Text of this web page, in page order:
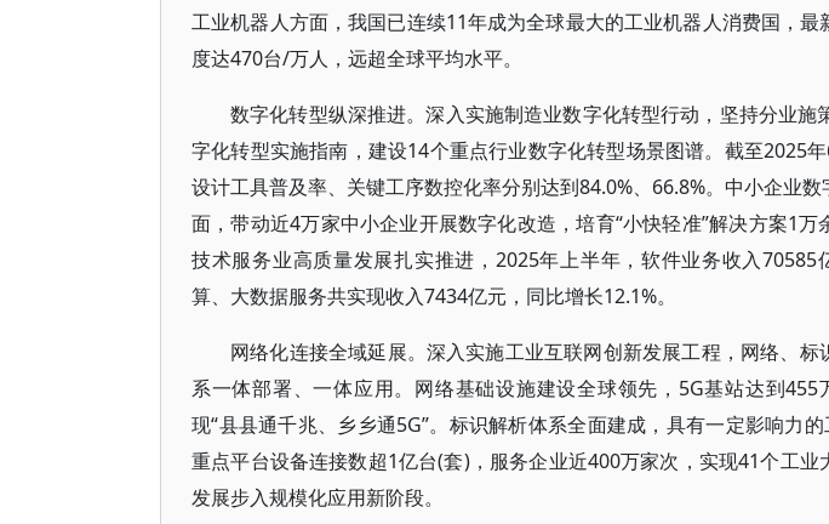
工业机器人方面，我国已连续11年成为全球最大的工业机器人消费国，
度达470台/万人，远超全球平均水平。
数字化转型纵深推进。深入实施制造业数字化转型行动，坚持分业施
字化转型实施指南，建设14个重点行业数字化转型场景图谱。截至2025
设计工具普及率、关键工序数控化率分别达到84.0%、66.8%。中小企业
面，带动近4万家中小企业开展数字化改造，培育“小快轻准”解决方案1
技术服务业高质量发展扎实推进，2025年上半年，软件业务收入70585
算、大数据服务共实现收入7434亿元，同比增长12.1%。
网络化连接全域延展。深入实施工业互联网创新发展工程，网络、
系一体部署、一体应用。网络基础设施建设全球领先，5G基站达到
现“县县通千兆、乡乡通5G”。标识解析体系全面建成，具有一定影响力
重点平台设备连接数超1亿台(套)，服务企业近400万家次，实现41个工业
发展步入规模化应用新阶段。